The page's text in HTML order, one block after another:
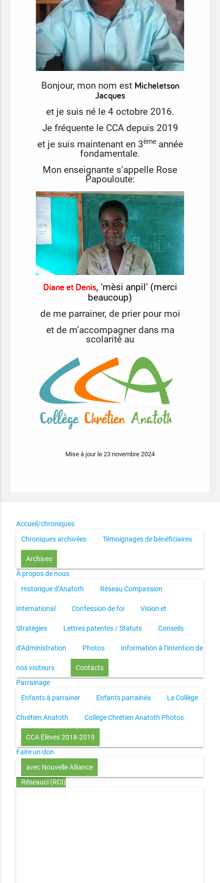
Bonjour, mon nom est Micheletson
Jacques
et je suis né le 4 octobre 2016.
Je fréquente le CCA depuis 2019
et je suis maintenant en 3èmeannée
fondamentale.
Mon enseignante s’appelle Rose
Papouloute:
Diane et Denis, ‘mèsi anpil’ (merci
beaucoup)
de me parrainer, de prier pour moi
et de m’accompagner dans ma
scolarité au
Mise à jour le 23 novembre 2024
Accueil/chroniques
Chroniques archivées
Témoignages de bénéficiaires
Archives
À propos de nous
Historique d’Anatoth
Réseau Compassion
International Confession de foi Vision et
Stratégies Lettres patentes / Statuts Conseils
d’Administration Photos Information à l’intention de
nos visiteurs
Contacts
Parrainage
Enfants à parrainer
Enfants parrainés Le Collège
Chrétien Anatoth Collège Chrétien Anatoth Photos
CCA Élèves 2018-2019
Faire un don
avec Nouvelle Alliance
Réseauci (RCI)